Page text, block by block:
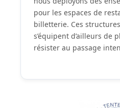
pour les espaces de
billetterie. Ces
s’équipent d’ailleurs de
résister au passage